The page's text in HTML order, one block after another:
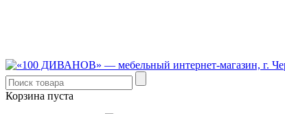
Корзина пуста